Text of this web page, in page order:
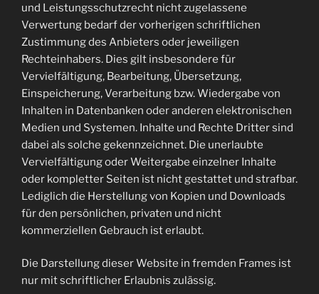
und Leistungsschutzrecht nicht zugelassene
Verwertung bedarf der vorherigen schriftlichen
Zustimmung des Anbieters oder jeweiligen
Rechteinhabers. Dies gilt insbesondere für
Vervielfältigung, Bearbeitung, Übersetzung,
Einspeicherung, Verarbeitung bzw. Wiedergabe von
Inhalten in Datenbanken oder anderen elektronischen
Medien und Systemen. Inhalte und Rechte Dritter sind
dabei als solche gekennzeichnet. Die unerlaubte
Vervielfältigung oder Weitergabe einzelner Inhalte
oder kompletter Seiten ist nicht gestattet und strafbar.
Lediglich die Herstellung von Kopien und Downloads
für den persönlichen, privaten und nicht
kommerziellen Gebrauch ist erlaubt.
Die Darstellung dieser Website in fremden Frames ist
nur mit schriftlicher Erlaubnis zulässig.